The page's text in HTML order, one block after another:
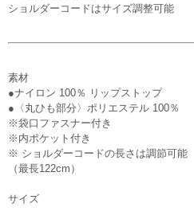
ショルダーコードはサイズ調整可能
素材
●ナイロン 100％ リップストップ
●〈丸ひも部分〉ポリエステル 100％
※袋口ファスナー付き
※内ポケット付き
※ ショルダーコードの長さは調節可能
（最長122cm）
サイズ